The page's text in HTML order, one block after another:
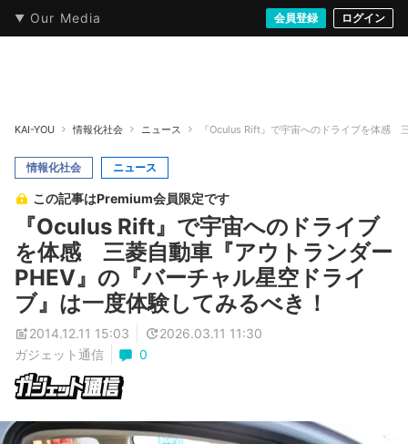
Our Media 会員登録 ログイン
本・文芸 情報化社会 音楽・映像 ゲームストリート
KAI-YOU 情報化社会 ニュース 『Oculus Rift』で宇宙へのドライブを体感
情報化社会 ニュース
この記事はPremium会員限定です
『Oculus Rift』で宇宙へのドライブ
を体感 三菱自動車『アウトランダー
PHEV』の『バーチャル星空ドライ
ブ』は一度体験してみるべき！
2014.12.11 15:03
2026.03.11 11:30
ガジェット通信
0